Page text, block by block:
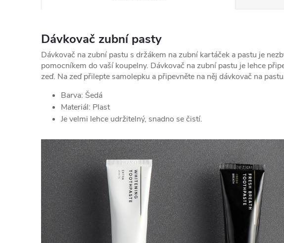
Dávkovač zubní pasty
Dávkovač na zubní pastu s držákem na zubní kartáček a pastu je
pomocníkem do vaší koupelny. Dávkovač na zubní pastu je lehce
zeď. Na zeď přilepte samolepku a připevněte na něj dávkovač na
Barva: Šedá
Materiál: Plast
Je velmi lehce udržitelný, snadno se čistí.